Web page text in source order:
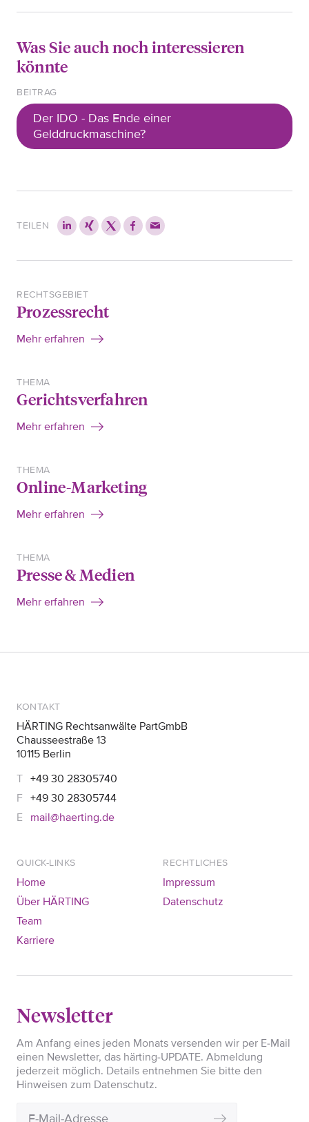
Was Sie auch noch interessieren
könnte
BEITRAG
Der IDO - Das Ende einer
Gelddruckmaschine?
TEILEN
RECHTSGEBIET
Prozessrecht
Mehr erfahren
THEMA
Gerichtsverfahren
Mehr erfahren
THEMA
Online-Marketing
Mehr erfahren
THEMA
Presse & Medien
Mehr erfahren
KONTAKT
HÄRTING Rechtsanwälte PartGmbB
Chausseestraße 13
10115 Berlin
+49 30 28305740
+49 30 28305744
mail@haerting.de
QUICK-LINKS
Home
Über HÄRTING
Team
Karriere
RECHTLICHES
Impressum
Datenschutz
Newsletter
Am Anfang eines jeden Monats versenden wir per E-Mail
einen Newsletter, das härting-UPDATE. Abmeldung
jederzeit möglich. Details entnehmen Sie bitte den
Hinweisen zum Datenschutz.